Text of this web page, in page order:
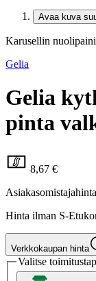
Avaa kuva
Karusellin
Gelia
Gelia
pinta
8,67 €
Asiakasomistajahinta
Hinta ilman S-
Verkkokaupan hinta
Valitse